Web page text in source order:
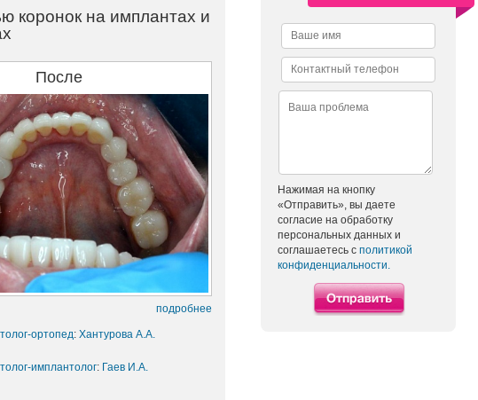
Нажимая на кнопку
«Отправить», вы даете
согласие на обработку
персональных данных и
соглашаетесь с политикой
конфиденциальности.
коронок на имплантах и
После
подробнее
ортопед: Хантурова А.А.
имплантолог: Гаев И.А.